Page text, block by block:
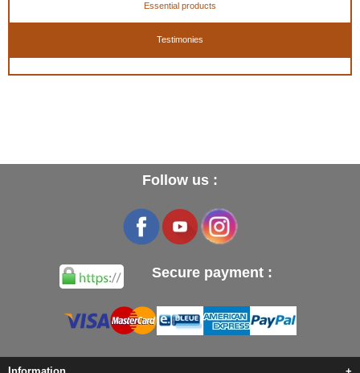
Essential products
Testimonies
Follow us :
Secure payment :